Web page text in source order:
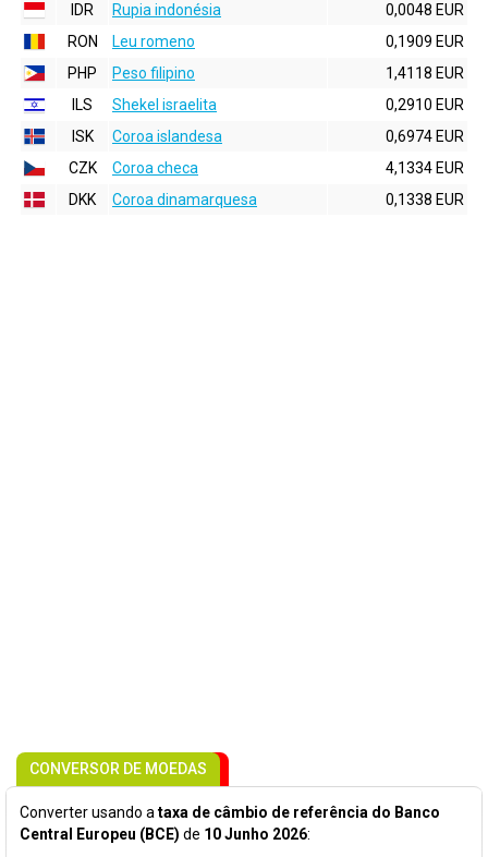
IDR
Rupia indonésia
0,0048 EUR
RON
Leu romeno
0,1909 EUR
PHP
Peso filipino
1,4118 EUR
ILS
Shekel israelita
0,2910 EUR
ISK
Coroa islandesa
0,6974 EUR
CZK
Coroa checa
4,1334 EUR
DKK
Coroa dinamarquesa 0,1338 EUR
CONVERSOR DE MOEDAS
Converter usando a taxa de câmbio de referência do Banco
Central Europeu (BCE) de 10 Junho 2026: